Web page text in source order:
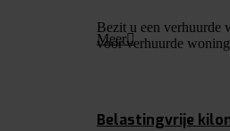
Bezit u een verhuurde
voor verhuurde
Meer
Belastingvrije